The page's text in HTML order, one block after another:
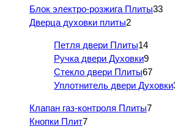
Блок электро-розжига Плиты33
Дверца духовки плиты2
Петля двери Плиты14
Ручка двери Духовки9
Стекло двери Плиты67
Уплотнитель двери Духовки
Клапан газ-контроля Плиты7
Кнопки Плит7